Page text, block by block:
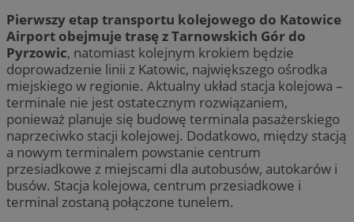
Pierwszy etap transportu kolejowego do Katowice
Airport obejmuje trasę z Tarnowskich Gór do
Pyrzowic, natomiast kolejnym krokiem będzie
doprowadzenie linii z Katowic, największego ośrodka
miejskiego w regionie. Aktualny układ stacja kolejowa –
terminale nie jest ostatecznym rozwiązaniem,
ponieważ planuje się budowę terminala pasażerskiego
naprzeciwko stacji kolejowej. Dodatkowo, między stacją
a nowym terminalem powstanie centrum
przesiadkowe z miejscami dla autobusów, autokarów i
busów. Stacja kolejowa, centrum przesiadkowe i
terminal zostaną połączone tunelem.